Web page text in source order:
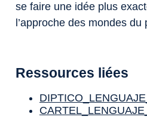
se faire une idée plus
l’approche des mondes du
Ressources liées